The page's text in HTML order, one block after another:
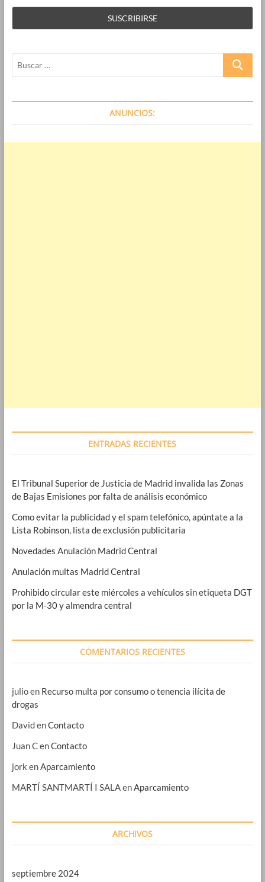
Buscar
ANUNCIOS:
ENTRADAS RECIENTES
El Tribunal Superior de Justicia de Madrid invalida las Zonas
de Bajas Emisiones por falta de análisis económico
Como evitar la publicidad y el spam telefónico, apúntate a la
Lista Robinson, lista de exclusión publicitaria
Novedades Anulación Madrid Central
Anulación multas Madrid Central
Prohibido circular este miércoles a vehículos sin etiqueta DGT
por la M-30 y almendra central
COMENTARIOS RECIENTES
julioen Recurso multa por consumo o tenencia ilícita de
drogas
DavidenContacto
Juan CenContacto
jork en Aparcamiento
MARTÍ SANTMARTÍ I SALAen Aparcamiento
ARCHIVOS
septiembre 2024